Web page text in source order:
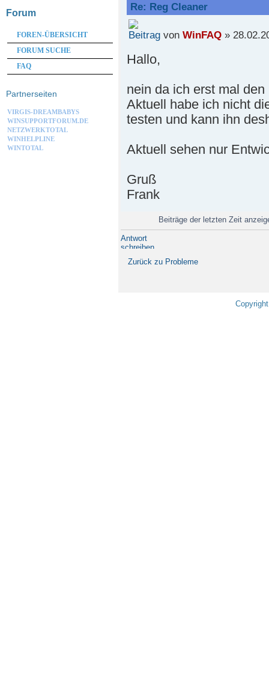
Re: Reg Cleaner
von WinFAQ»
Hallo,
nein da ich erst mal
Aktuell habe ich nicht
testen und kann ihn
Aktuell sehen nur
Gruß
Frank
Beiträge der letzten Zeit
Antwort
schreiben
Zurück zu Probleme
Forum
FOREN-ÜBERSICHT
FORUM SUCHE
FAQ
Partnerseiten
VIRGIS-DREAMBABYS
WINSUPPORTFORUM.DE
NETZWERKTOTAL
WINHELPLINE
WINTOTAL